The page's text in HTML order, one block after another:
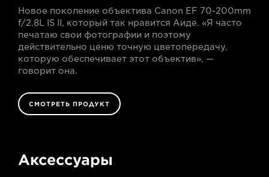
Новое поколение объектива Canon EF 70-200mm
f/2.8L IS II, который так нравится Аиде. «Я часто
печатаю свои фотографии и поэтому
действительно ценю точную цветопередачу,
которую обеспечивает этот объектив», —
говорит она.
СМОТРЕТЬ ПРОДУКТ
Аксессуары